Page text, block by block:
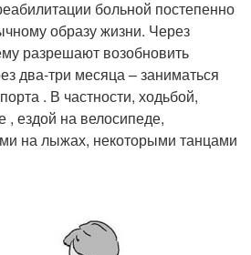
больной постепенно
образу жизни. Через
разрешают возобновить
два-три месяца – заниматься
. В частности, ходьбой,
, ездой на велосипеде,
на лыжах, некоторыми танцами